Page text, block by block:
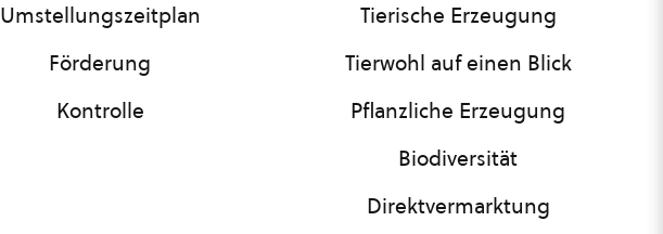
Umstellungszeitplan
Förderung
Kontrolle
Tierische Erzeugung
Tierwohl auf einen Blick
Pflanzliche Erzeugung
Biodiversität
Direktvermarktung